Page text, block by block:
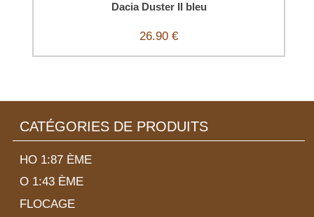
Dacia Duster II bleu
26.90 €
CATÉGORIES DE PRODUITS
HO 1:87 ÈME
O 1:43 ÈME
FLOCAGE